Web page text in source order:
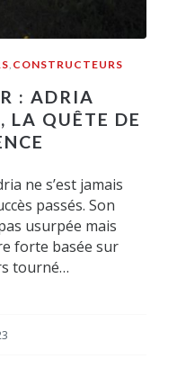
CONSTRUCTEURS
: ADRIA
LA QUÊTE DE
ne s’est jamais
passés. Son
usurpée mais
forte basée sur
tourné…